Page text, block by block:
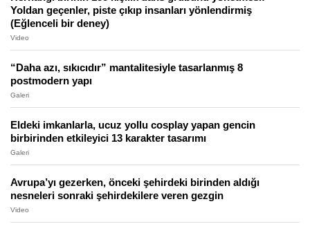
Yoldan geçenler, piste çıkıp insanları yönlendirmiş
(Eğlenceli bir deney)
Video
“Daha azı, sıkıcıdır” mantalitesiyle tasarlanmış 8
postmodern yapı
Galeri
Eldeki imkanlarla, ucuz yollu cosplay yapan gencin
birbirinden etkileyici 13 karakter tasarımı
Galeri
Avrupa’yı gezerken, önceki şehirdeki birinden aldığı
nesneleri sonraki şehirdekilere veren gezgin
Video